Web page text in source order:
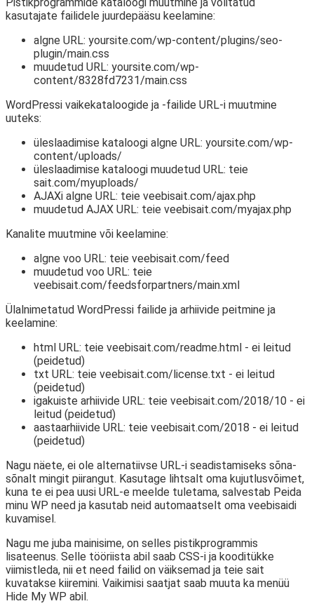
kasutajate failidele juurdepääsu keelamine:
algne URL: yoursite.com/wp-content/plugins/seo-
plugin/main.css
muudetud URL: yoursite.com/wp-
content/8328fd7231/main.css
WordPressi vaikekataloogide ja -failide URL-i muutmine
uuteks:
üleslaadimise kataloogi algne URL: yoursite.com/wp-
content/uploads/
üleslaadimise kataloogi muudetud URL: teie
sait.com/myuploads/
AJAXi algne URL: teie veebisait.com/ajax.php
muudetud AJAX URL: teie veebisait.com/myajax.php
Kanalite muutmine või keelamine:
algne voo URL: teie veebisait.com/feed
muudetud voo URL: teie
veebisait.com/feedsforpartners/main.xml
Ülalnimetatud WordPressi failide ja arhiivide peitmine ja
keelamine:
html URL: teie veebisait.com/readme.html - ei leitud
(peidetud)
txt URL: teie veebisait.com/license.txt - ei leitud
(peidetud)
igakuiste arhiivide URL: teie veebisait.com/2018/10 - ei
leitud (peidetud)
aastaarhiivide URL: teie veebisait.com/2018 - ei leitud
(peidetud)
Nagu näete, ei ole alternatiivse URL-i seadistamiseks sõna-
sõnalt mingit piirangut. Kasutage lihtsalt oma kujutlusvõimet,
kuna te ei pea uusi URL-e meelde tuletama, salvestab Peida
minu WP need ja kasutab neid automaatselt oma veebisaidi
kuvamisel.
Nagu me juba mainisime, on selles pistikprogrammis
lisateenus. Selle tööriista abil saab CSS-i ja kooditükke
viimistleda, nii et need failid on väiksemad ja teie sait
kuvatakse kiiremini. Vaikimisi saatjat saab muuta ka menüü
Hide My WP abil.